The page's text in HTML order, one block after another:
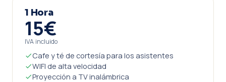
1 Hora
15€
IVA incluido
Cafe y té de cortesía para los asistentes
WIFI de alta velocidad
Proyección a TV inalámbrica